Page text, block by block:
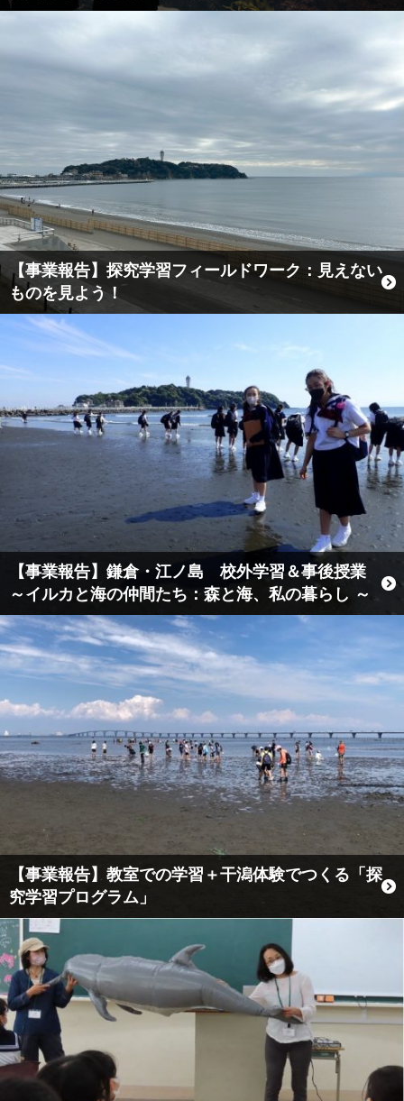
【事業報告】探究学習フィールドワーク：見えない
ものを見よう！
【事業報告】鎌倉・江ノ島 校外学習＆事後授業
～イルカと海の仲間たち：森と海、私の暮らし ～
【事業報告】教室での学習＋干潟体験でつくる「探
究学習プログラム」